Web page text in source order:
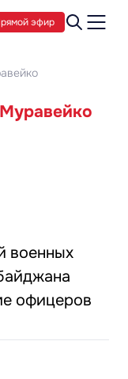
эфир
военных
офицеров